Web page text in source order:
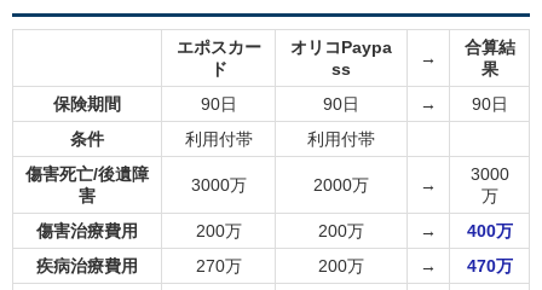
エポスカー
ド
オリコPaypa
ss
→
合算結
果
保険期間
90日 90日 →
90日
条件
利用付帯
利用付帯
傷害死亡/後遺障
害
3000万 2000万 →
3000
万
傷害治療費用
200万 200万 →
400万
疾病治療費用
270万 200万 → 470万